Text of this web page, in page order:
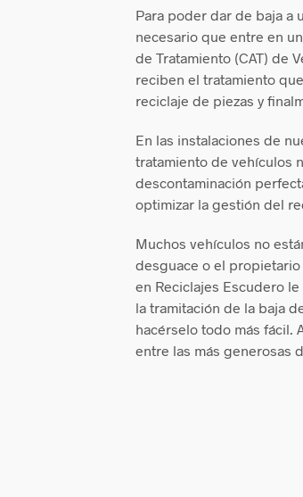
Para poder dar de baja a
necesario que entre en
de Tratamiento (CAT) de
reciben el tratamiento
reciclaje de piezas y
En las instalaciones de
tratamiento de vehículos
descontaminación
optimizar la gestión del
Muchos vehículos no
desguace o el
en Reciclajes Escudero
la tramitación de la baja
hacérselo todo más fácil.
entre las más generosas